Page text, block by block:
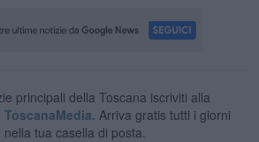
principali della Toscana iscriviti alla
Arriva gratis tutti i giorni
tua casella di posta.